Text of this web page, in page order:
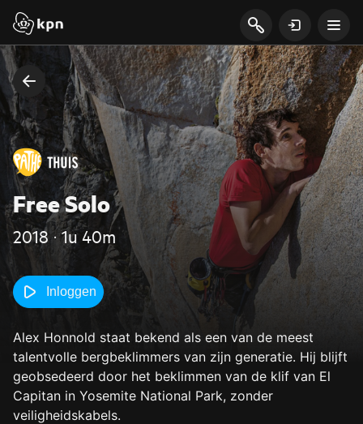
Free Solo
2018 ‧ 1u 40m
Inloggen
Alex Honnold staat bekend als een van de meest
talentvolle bergbeklimmers van zijn generatie. Hij blijft
geobsedeerd door het beklimmen van de klif van El
Capitan in Yosemite National Park, zonder
veiligheidskabels.